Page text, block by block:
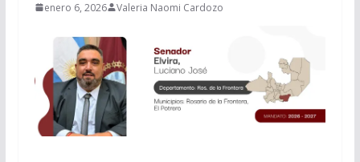
enero 6, 2026 Valeria Naomi Cardozo